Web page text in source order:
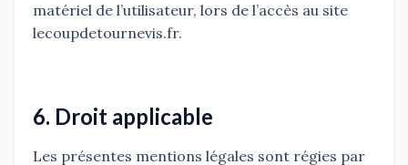
matériel de l’utilisateur, lors de l’accès au site
lecoupdetournevis.fr.
6. Droit applicable
Les présentes mentions légales sont régies par